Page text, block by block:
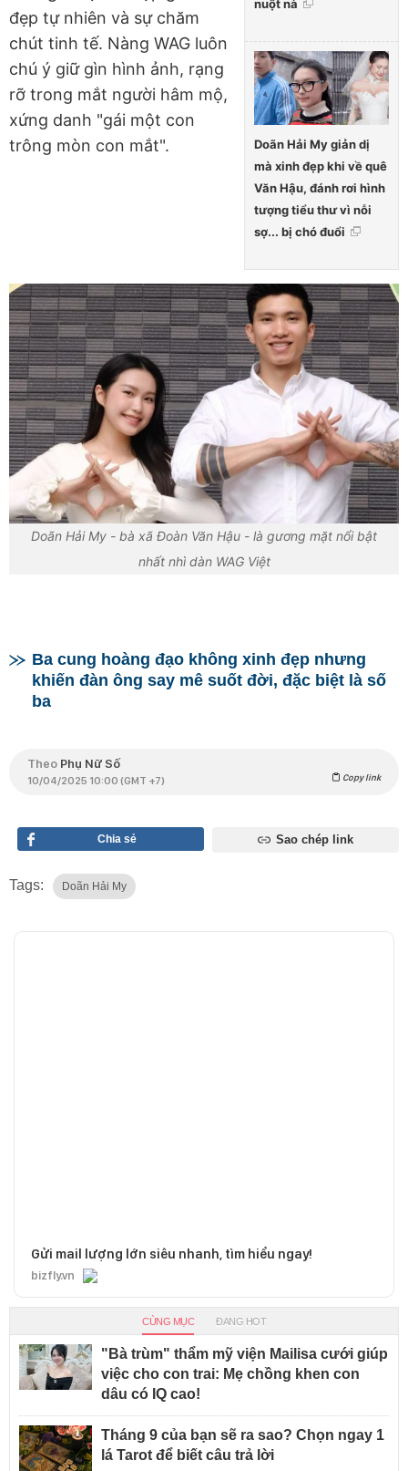
nuột nà
Doãn Hải My giản dị
mà xinh đẹp khi về quê
Văn Hậu, đánh rơi hình
tượng tiểu thư vì nỗi
sợ... bị chó đuổi
đẹp tự nhiên và sự chăm
chút tinh tế. Nàng WAG luôn
chú ý giữ gìn hình ảnh, rạng
rỡ trong mắt người hâm mộ,
xứng danh "gái một con
trông mòn con mắt".
Doãn Hải My - bà xã Đoàn Văn Hậu - là gương mặt nổi bật
nhất nhì dàn WAG Việt
Ba cung hoàng đạo không xinh đẹp nhưng
khiến đàn ông say mê suốt đời, đặc biệt là số
ba
Theo Phụ Nữ Số
10/04/2025 10:00 (GMT +7) Copy link
Chia sẻ Sao chép link
Tags: Doãn Hải My
Gửi mail lượng lớn siêu nhanh, tìm hiểu ngay!
bizfly.vn
CÙNG MỤC ĐANG HOT
"Bà trùm" thẩm mỹ viện Mailisa cưới giúp
việc cho con trai: Mẹ chồng khen con
dâu có IQ cao!
Tháng 9 của bạn sẽ ra sao? Chọn ngay 1
lá Tarot để biết câu trả lời